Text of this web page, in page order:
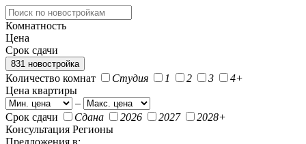
Комнатность
Цена
Срок сдачи
831 новостройка
Количество комнат Студия 1 2 3
4+
Цена квартиры
–
Срок сдачи
Сдана 2026 2027
2028+
Консультация Регионы
Предложения в: